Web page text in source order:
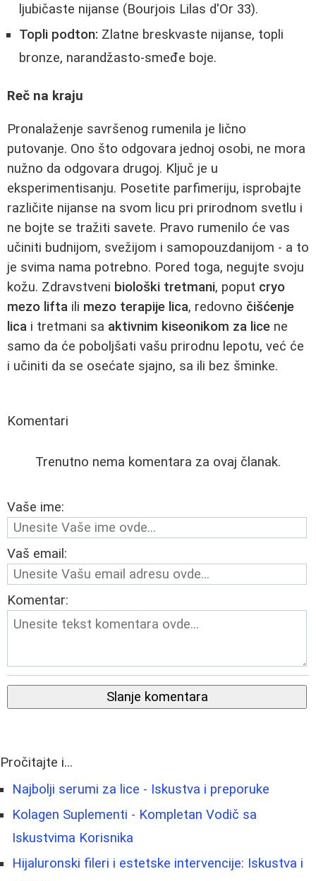
ljubičaste nijanse (Bourjois Lilas d'Or 33).
Topli podton: Zlatne breskvaste nijanse, topli
bronze, narandžasto-smeđe boje.
Reč na kraju
Pronalaženje savršenog rumenila je lično
putovanje. Ono što odgovara jednoj osobi, ne mora
nužno da odgovara drugoj. Ključ je u
eksperimentisanju. Posetite parfimeriju, isprobajte
različite nijanse na svom licu pri prirodnom svetlu i
ne bojte se tražiti savete. Pravo rumenilo će vas
učiniti budnijom, svežijom i samopouzdanijom - a to
je svima nama potrebno. Pored toga, negujte svoju
kožu. Zdravstveni biološki tretmani, poput cryo
mezo lifta ili mezo terapije lica, redovno čišćenje
lica i tretmani sa aktivnim kiseonikom za lice ne
samo da će poboljšati vašu prirodnu lepotu, već će
i učiniti da se osećate sjajno, sa ili bez šminke.
Komentari
Trenutno nema komentara za ovaj članak.
Vaše ime:
Vaš email:
Komentar:
Slanje komentara
Pročitajte i...
Najbolji serumi za lice - Iskustva i preporuke
Kolagen Suplementi - Kompletan Vodič sa
Iskustvima Korisnika
Hijaluronski fileri i estetske intervencije: Iskustva i